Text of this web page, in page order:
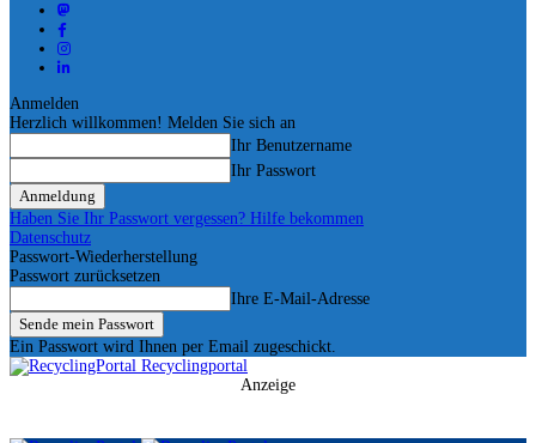
Anmelden
Herzlich willkommen! Melden Sie sich an
Ihr Benutzername
Ihr Passwort
Haben Sie Ihr Passwort vergessen? Hilfe bekommen
Datenschutz
Passwort-Wiederherstellung
Passwort zurücksetzen
Ihre E-Mail-Adresse
Ein Passwort wird Ihnen per Email zugeschickt.
Recyclingportal
Anzeige